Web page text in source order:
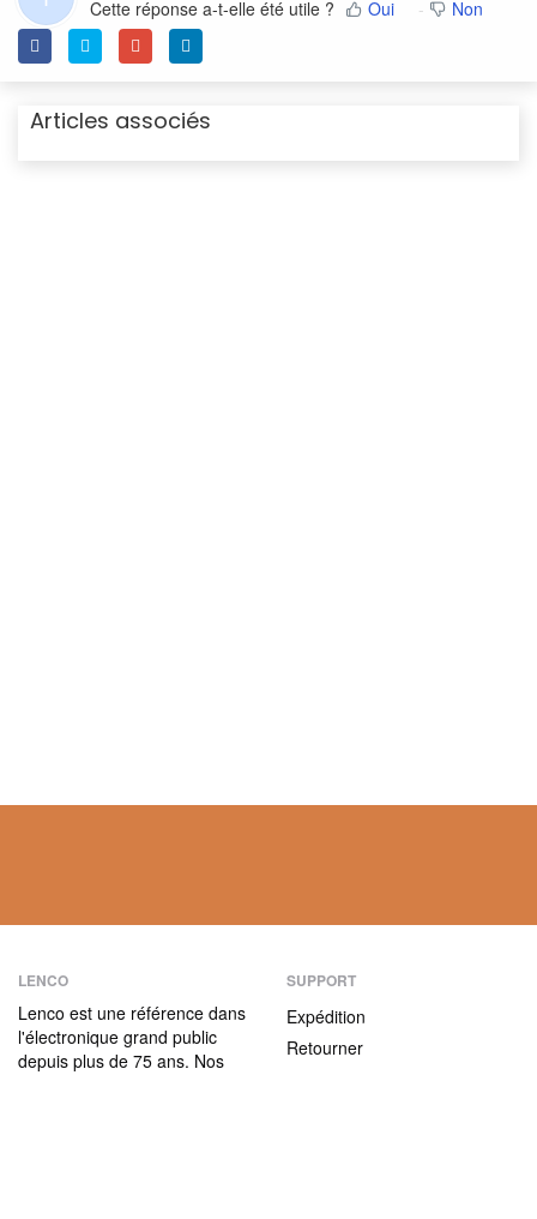
Cette réponse a-t-elle été utile ?
Oui Non
Articles associés
LENCO
Lenco est une référence dans
l'électronique grand public
depuis plus de 75 ans. Nos
SUPPORT
Expédition
Retourner